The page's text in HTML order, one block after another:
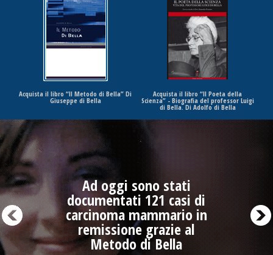
Acquista il libro “Il Metodo di Bella” Di
Giuseppe di Bella
Acquista il libro “Il Poeta della
Scienza” - Biografia del professor Luigi
di Bella. Di Adolfo di Bella
Ad oggi sono stati
documentati 121 casi di
carcinoma mammario in
remissione grazie al
Metodo di Bella